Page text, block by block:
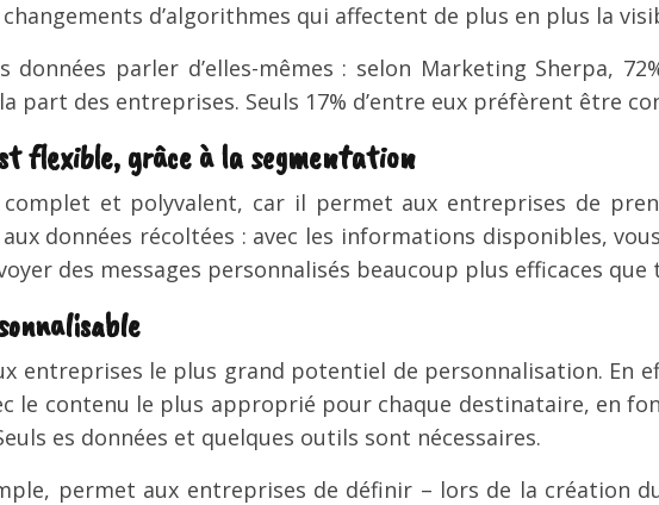
d’algorithmes qui affectent de plus en plus la
données parler d’elles-mêmes : selon Marketing Sherpa,
part des entreprises. Seuls 17% d’entre eux préfèrent être
flexible, grâce à la segmentation
et polyvalent, car il permet aux entreprises de
données récoltées : avec les informations disponibles,
des messages personnalisés beaucoup plus efficaces
entreprises le plus grand potentiel de personnalisation.
le contenu le plus approprié pour chaque destinataire, en
es données et quelques outils sont nécessaires.
permet aux entreprises de définir – lors de la création